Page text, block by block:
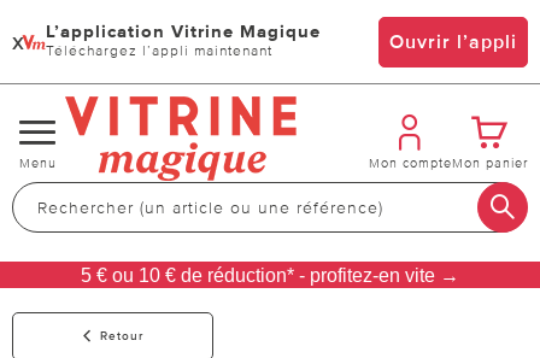
x L’application Vitrine Magique
Téléchargez l’appli maintenant Ouvrir l’appli
Changer
de
navigation
Menu Mon compteMon panier
5 € ou 10 € de réduction* - profitez-en vite →
Retour